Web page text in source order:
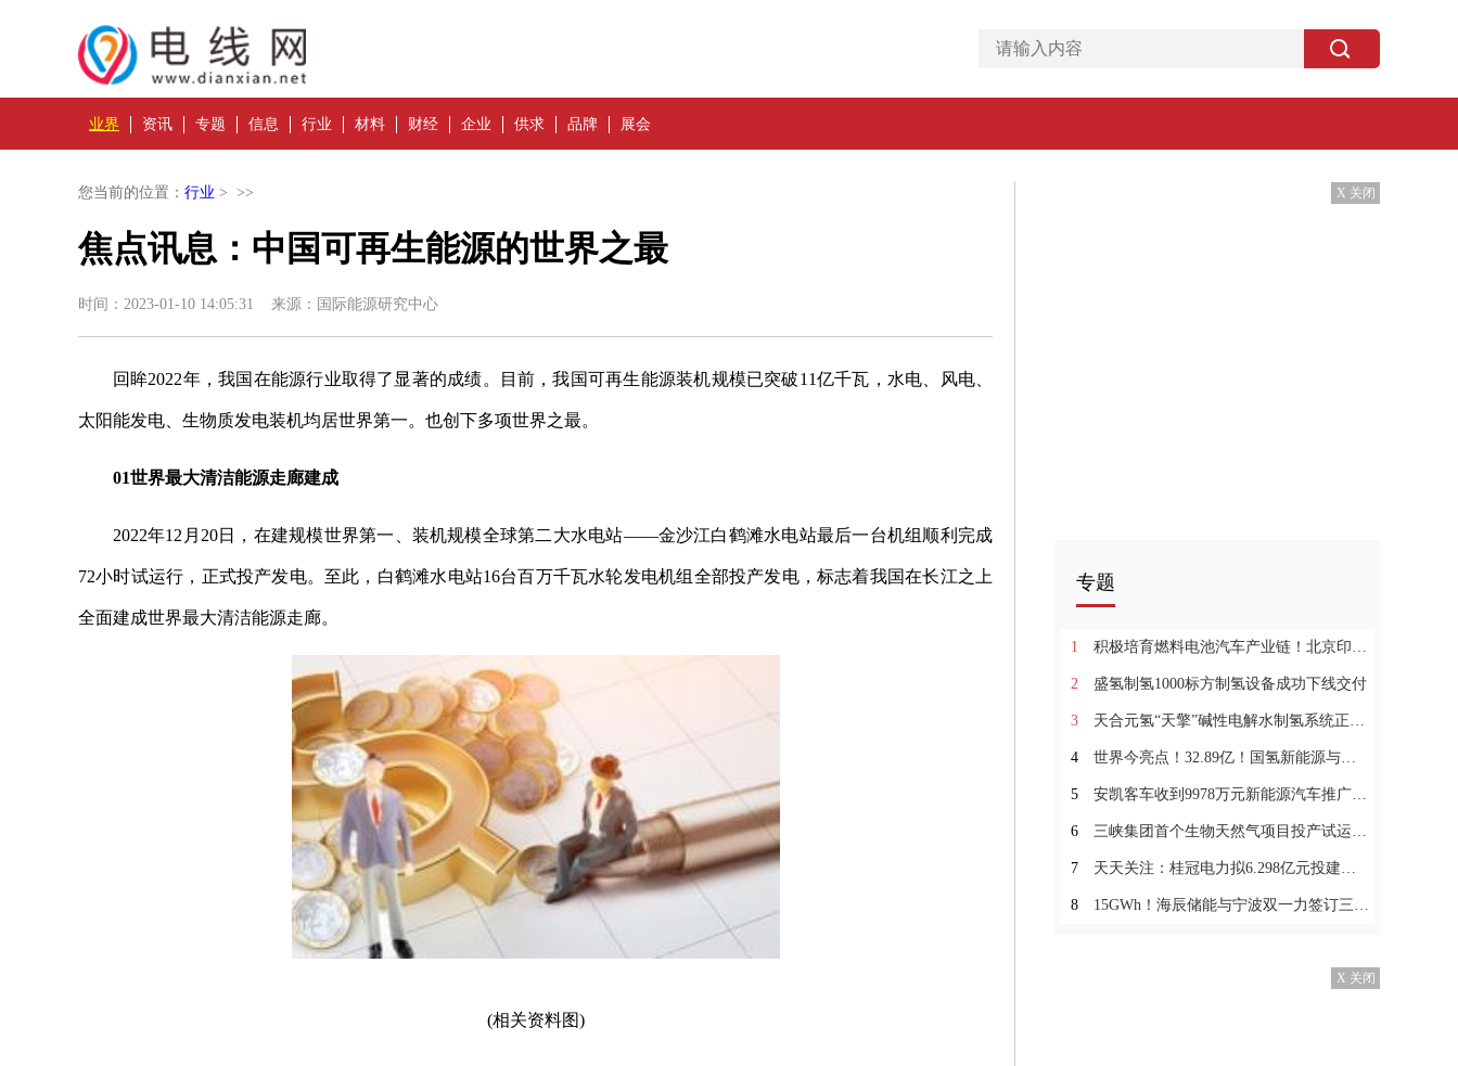
业界 资讯 专题 信息 行业 材料 财经 企业 供求 品牌 展会
您当前的位置： 行业 > >>
焦点讯息：中国可再生能源的世界之最
时间：2023-01-10 14:05:31 来源：国际能源研究中心
回眸2022年，我国在能源行业取得了显著的成绩。目前，我国可再生能源装机规模已突破11亿千瓦，水电、风电、
太阳能发电、生物质发电装机均居世界第一。也创下多项世界之最。
01世界最大清洁能源走廊建成
2022年12月20日，在建规模世界第一、装机规模全球第二大水电站——金沙江白鹤滩水电站最后一台机组顺利完成
72小时试运行，正式投产发电。至此，白鹤滩水电站16台百万千瓦水轮发电机组全部投产发电，标志着我国在长江之上
全面建成世界最大清洁能源走廊。
(相关资料图)
X 关闭
专题
1 积极培育燃料电池汽车产业链！北京印发《市管企业碳达峰行动方案》-短讯
2 盛氢制氢1000标方制氢设备成功下线交付
3 天合元氢“天擎”碱性电解水制氢系统正式出货
4 世界今亮点！32.89亿！国氢新能源与荆州高新区签署战略合作协议
5 安凯客车收到9978万元新能源汽车推广应用补贴|世界快资讯
6 三峡集团首个生物天然气项目投产试运行 焦点信息
7 天天关注：桂冠电力拟6.298亿元投建两个光伏项目
8 15GWh！海辰储能与宁波双一力签订三年电芯供应战略合作协议
X 关闭